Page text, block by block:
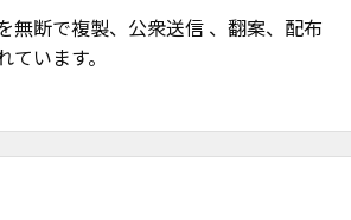
無断で複製、公衆送信 、翻案、配布
います。